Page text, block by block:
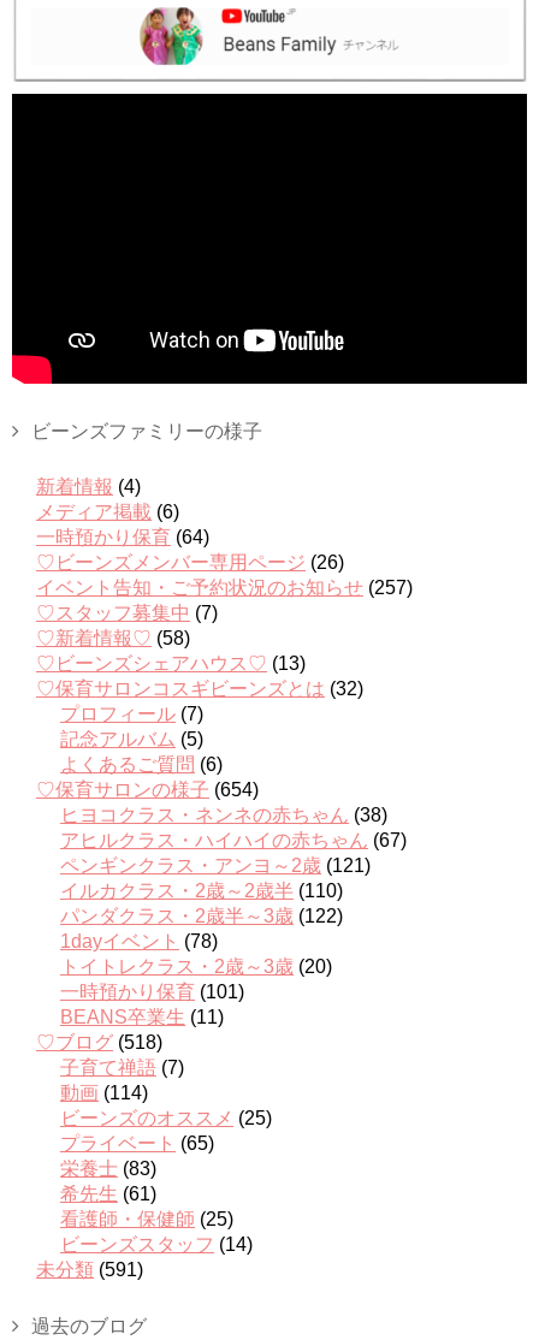
ビーンズファミリーの様子
新着情報 (4)
メディア掲載 (6)
一時預かり保育 (64)
♡ビーンズメンバー専用ページ (26)
イベント告知・ご予約状況のお知らせ (257)
♡スタッフ募集中 (7)
♡新着情報♡ (58)
♡ビーンズシェアハウス♡ (13)
♡保育サロンコスギビーンズとは (32)
プロフィール (7)
記念アルバム (5)
よくあるご質問 (6)
♡保育サロンの様子 (654)
ヒヨコクラス・ネンネの赤ちゃん (38)
アヒルクラス・ハイハイの赤ちゃん (67)
ペンギンクラス・アンヨ～2歳 (121)
イルカクラス・2歳～2歳半 (110)
パンダクラス・2歳半～3歳 (122)
1dayイベント (78)
トイトレクラス・2歳～3歳 (20)
一時預かり保育 (101)
BEANS卒業生 (11)
♡ブログ (518)
子育て禅語 (7)
動画 (114)
ビーンズのオススメ (25)
プライベート (65)
栄養士 (83)
希先生 (61)
看護師・保健師 (25)
ビーンズスタッフ (14)
未分類 (591)
過去のブログ